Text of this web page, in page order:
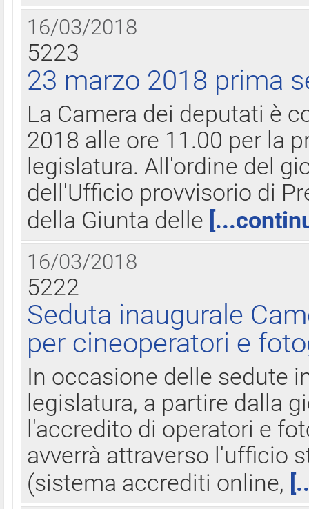
16/03/2018
5223
23 marzo 2018 prima
La Camera dei deputati è
2018 alle ore 11.00 per la
legislatura. All'ordine del
dell'Ufficio provvisorio di
della Giunta delle
16/03/2018
5222
Seduta inaugurale
per cineoperatori e
In occasione delle sedute
legislatura, a partire dalla
l'accredito di operatori e
avverrà attraverso l'ufficio
(sistema accrediti online,